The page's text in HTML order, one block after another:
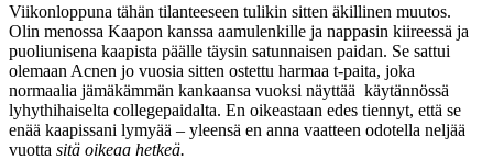
Viikonloppuna tähän tilanteeseen tulikin sitten äkillinen muutos.
Olin menossa Kaapon kanssa aamulenkille ja nappasin kiireessä ja
puoliunisena kaapista päälle täysin satunnaisen paidan. Se sattui
olemaan Acnen jo vuosia sitten ostettu harmaa t-paita, joka
normaalia jämäkämmän kankaansa vuoksi näyttää käytännössä
lyhythihaiselta collegepaidalta. En oikeastaan edes tiennyt, että se
enää kaapissani lymyää – yleensä en anna vaatteen odotella neljää
vuotta sitä oikeaa hetkeä.